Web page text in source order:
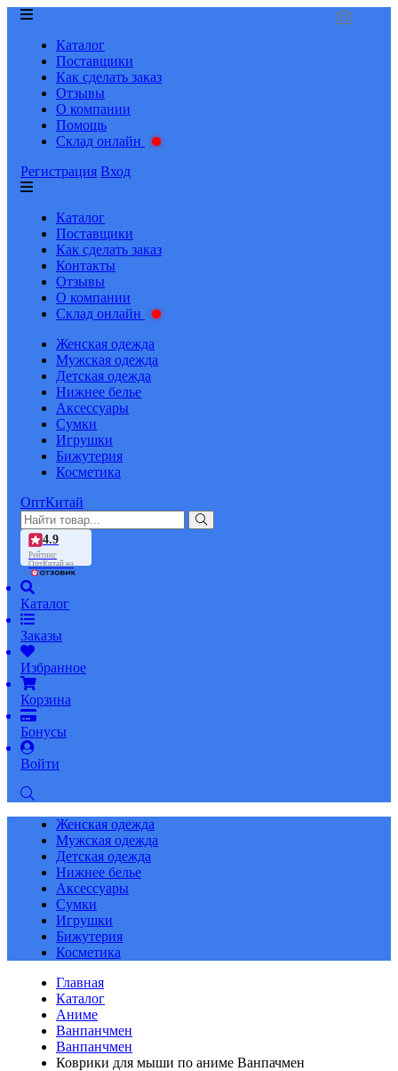
Каталог
Поставщики
Как сделать заказ
Отзывы
О компании
Помощь
Склад онлайн
Регистрация Вход
Каталог
Поставщики
Как сделать заказ
Контакты
Отзывы
О компании
Склад онлайн
Женская одежда
Мужская одежда
Детская одежда
Нижнее белье
Аксессуары
Сумки
Игрушки
Бижутерия
Косметика
ОптКитай
4.9
Рейтинг
ОптКитай на
Каталог
Заказы
Избранное
Корзина
Бонусы
Войти
Женская одежда
Мужская одежда
Детская одежда
Нижнее белье
Аксессуары
Сумки
Игрушки
Бижутерия
Косметика
Главная
Каталог
Аниме
Ванпанчмен
Ванпанчмен
Коврики для мыши по аниме Ванпачмен